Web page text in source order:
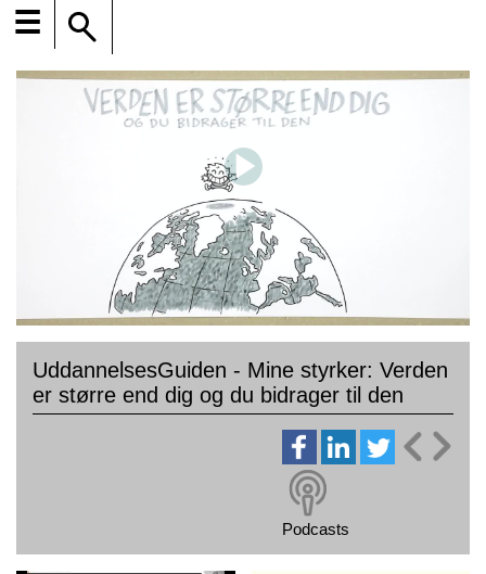
☰
UddannelsesGuiden - Mine styrker: Verden
er større end dig og du bidrager til den
Podcasts